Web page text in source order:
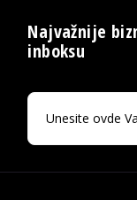
Najvažnije
inboksu